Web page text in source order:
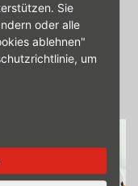
Sie
oder alle
ablehnen"
um